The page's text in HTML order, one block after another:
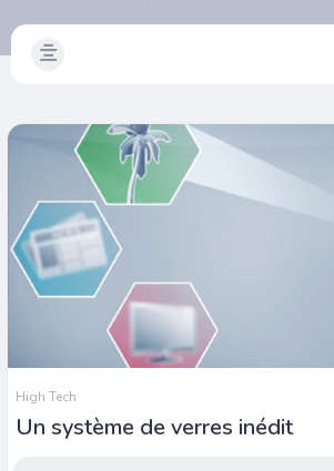
High Tech
Un système de verres inédit